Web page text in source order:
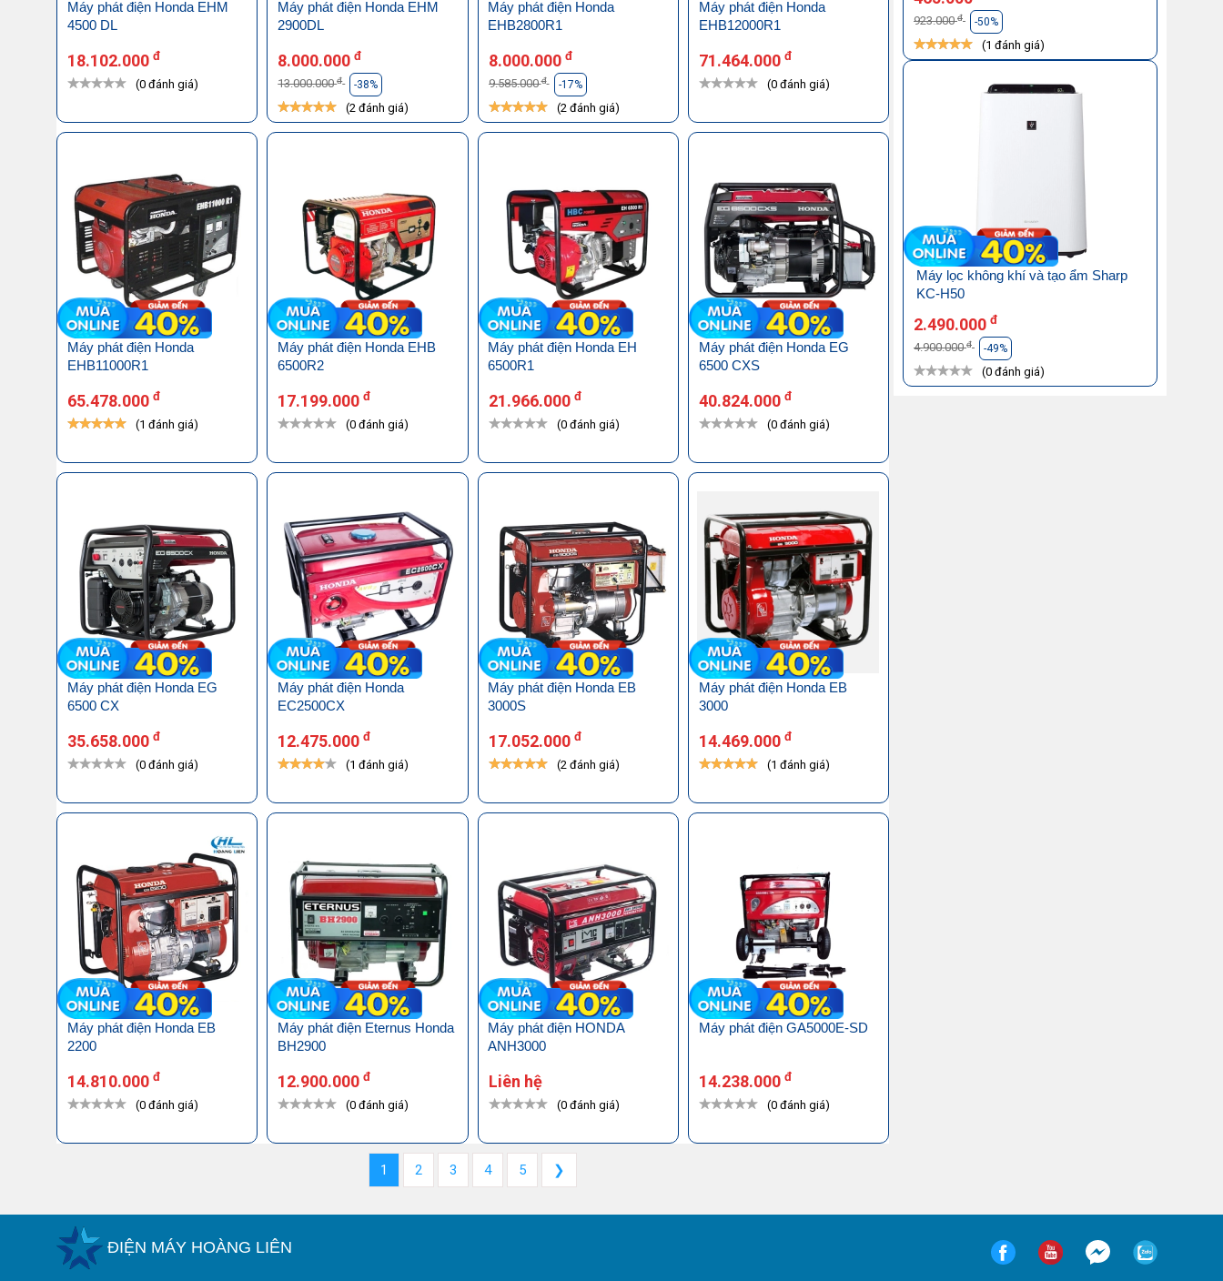
Máy phát điện Honda EHM
4500 DL
18.102.000 đ
(0 đánh giá)
Máy phát điện Honda EHM
2900DL
8.000.000đ
13.000.000đ -38%
(2 đánh giá)
Máy phát điện Honda
EHB2800R1
8.000.000 đ
9.585.000đ -17%
(2 đánh giá)
Máy phát điện Honda
EHB12000R1
71.464.000 đ
(0 đánh giá)
Máy phát điện Honda
EHB11000R1
65.478.000 đ
(1 đánh giá)
Máy phát điện Honda EHB
6500R2
17.199.000đ
(0 đánh giá)
Máy phát điện Honda EH
6500R1
21.966.000 đ
(0 đánh giá)
Máy phát điện Honda EG
6500 CXS
40.824.000 đ
(0 đánh giá)
Máy phát điện Honda EG
6500 CX
35.658.000 đ
(0 đánh giá)
Máy phát điện Honda
EC2500CX
12.475.000đ
(1 đánh giá)
Máy phát điện Honda EB
3000S
17.052.000 đ
(2 đánh giá)
Máy phát điện Honda EB
3000
14.469.000 đ
(1 đánh giá)
Máy phát điện Honda EB
2200
14.810.000 đ
(0 đánh giá)
Máy phát điện Eternus Honda
BH2900
12.900.000đ
(0 đánh giá)
Máy phát điện HONDA
ANH3000
Liên hệ
(0 đánh giá)
Máy phát điện GA5000E-SD
14.238.000 đ
(0 đánh giá)
1 2 3 4 5 ❯
923.000đ -50%
(1 đánh giá)
Máy lọc không khí và tạo ẩm Sharp
KC-H50
2.490.000 đ
4.900.000đ -49%
(0 đánh giá)
ĐIỆN MÁY HOÀNG LIÊN